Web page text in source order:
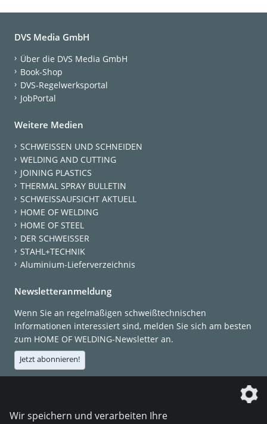
DVS Media GmbH
Über die DVS Media GmbH
Book-Shop
DVS-Regelwerksportal
JobPortal
Weitere Medien
SCHWEISSEN UND SCHNEIDEN
WELDING AND CUTTING
JOINING PLASTICS
THERMAL SPRAY BULLETIN
SCHWEISSAUFSICHT AKTUELL
HOME OF WELDING
HOME OF STEEL
DER SCHWEISSER
STAHL+TECHNIK
Aluminium-Lieferverzeichnis
Newsletteranmeldung
Wenn Sie an regelmäßigen schweißtechnischen
Informationen interessiert sind, melden Sie sich am besten
zum HOME OF WELDING-Newsletter an.
Jetzt abonnieren!
Die DVS Media GmbH ist ein Unternehmen der
Wir speichern und verarbeiten Ihre